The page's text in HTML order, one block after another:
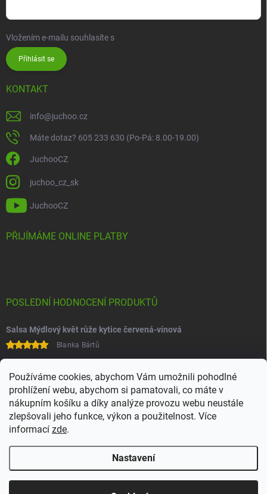
Používáme cookies, abychom Vám umožnili pohodlné
prohlížení webu, abychom si pamatovali, co máte v
nákupním košíku a díky analýze provozu webu neustále
zlepšovali jeho funkce, výkon a použitelnost. Více
informací zde.
Nastavení
Vložením e-mailu souhlasíte s
Přihlásit se
KONTAKT
info@juchoo.cz
Máte dotaz? 605 233 630 (Po-Pá: 8.00-19.00)
JuchooCZ
juchoo_cz_sk
JuchooCZ
PŘIJÍMÁME ONLINE PLATBY
POSLEDNÍ HODNOCENÍ PRODUKTŮ
Salsa Mýdlový květ růže kytice červená-vínová
Blanka Bártů
Copyright 2026Juchoo. Všechna práva vyhrazena.Upravit nastavení
cookies